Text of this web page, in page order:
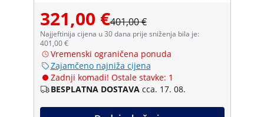
321,00 €401,00 €
Najjeftinija cijena u 30 dana prije sniženja bila je:
401,00 €
Vremenski ograničena ponuda
Zajamčeno najniža cijena
Zadnji komadi! Ostale stavke: 1
BESPLATNA DOSTAVA cca. 17. 08.